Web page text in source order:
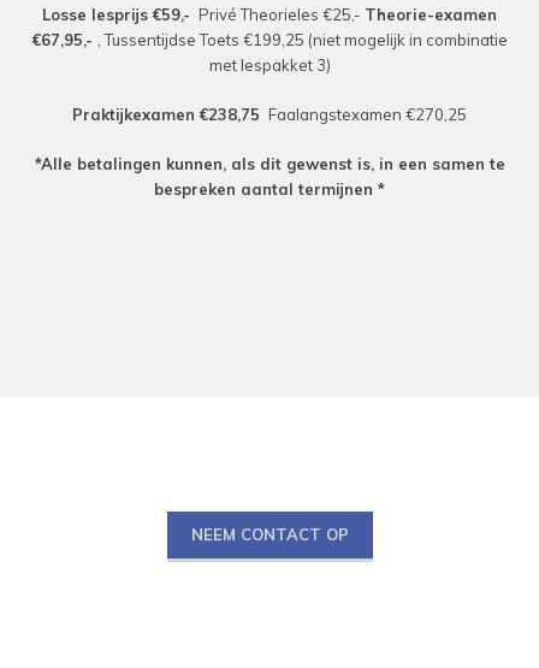
Losse lesprijs €59,- Privé Theorieles €25,- Theorie-examen
€67,95,- , Tussentijdse Toets €199,25 (niet mogelijk in combinatie
met lespakket 3)
Praktijkexamen €238,75 Faalangstexamen €270,25
*Alle betalingen kunnen, als dit gewenst is, in een samen te
bespreken aantal termijnen *
NEEM CONTACT OP